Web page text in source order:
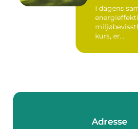
I dagens
kurs, er...
Adresse